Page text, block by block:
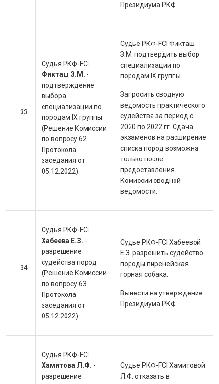
Президиума РКФ.
Судья РКФ-FCI
Фикташ З.М. -
подтверждение
выбора
специализации по
породам IX группы
(Решение Комиссии
по вопросу 62
Протокола
заседания от
05.12.2022).
Судье РКФ-FCI Фикташ
З.М. подтвердить выбор
специализации по
породам IX группы.
Запросить сводную
ведомость практического
судейства за период с
2020 по 2022 гг. Сдача
экзаменов на расширение
списка пород возможна
только после
предоставления
Комиссии сводной
ведомости.
Судья РКФ-FCI
Хабеева Е.З. -
разрешение
судейства пород
(Решение Комиссии
по вопросу 63
Протокола
заседания от
05.12.2022).
Судье РКФ-FCI Хабеевой
Е.З. разрешить судейство
породы пиренейская
горная собака.
Вынести на утверждение
Президиума РКФ.
Судья РКФ-FCI
Хамитова Л.Ф. -
разрешение
Судье РКФ-FCI Хамитовой
Л.Ф. отказать в